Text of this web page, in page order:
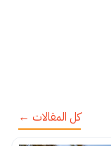
كل المقالات ←